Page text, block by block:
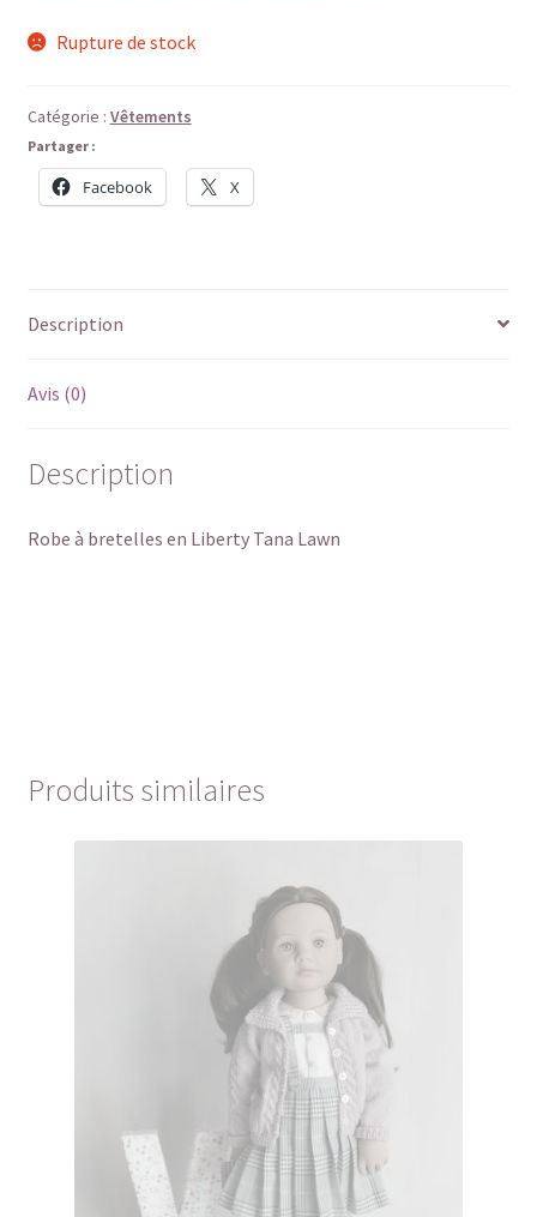
Rupture de stock
Catégorie : Vêtements
Partager :
Facebook X
Description
Avis (0)
Description
Robe à bretelles en Liberty Tana Lawn
Produits similaires